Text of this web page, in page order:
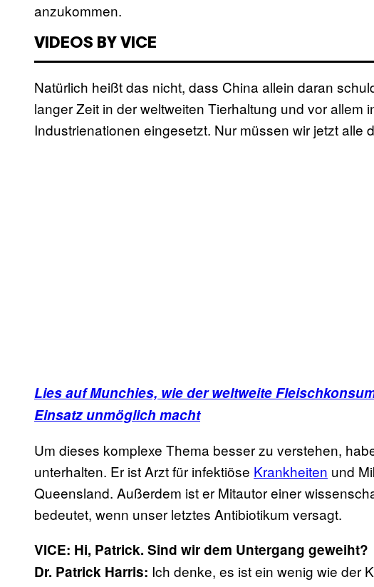
anzukommen.
VIDEOS BY VICE
Natürlich heißt das nicht, dass China allein daran
langer Zeit in der weltweiten Tierhaltung und vor allem
Industrienationen eingesetzt. Nur müssen wir jetzt alle
Lies auf Munchies, wie der weltweite
Einsatz unmöglich macht
Um dieses komplexe Thema besser zu verstehen,
unterhalten. Er ist Arzt für infektiöse Krankheiten und
Queensland. Außerdem ist er Mitautor einer
bedeutet, wenn unser letztes Antibiotikum versagt.
VICE: Hi, Patrick. Sind wir dem Untergang geweiht?
Dr. Patrick Harris: Ich denke, es ist ein wenig wie der